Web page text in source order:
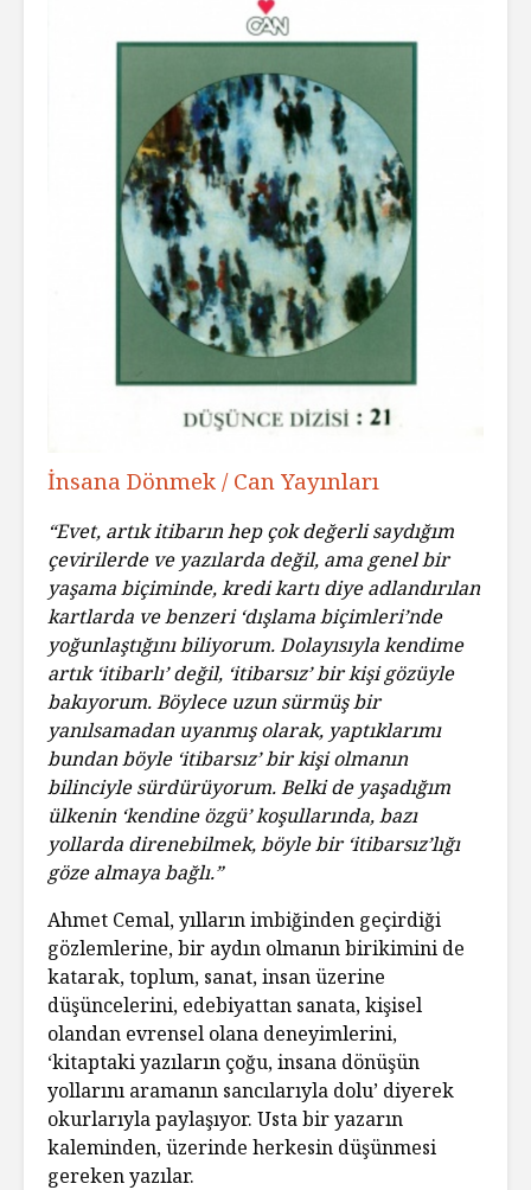
İnsana Dönmek / Can Yayınları
“Evet, artık itibarın hep çok değerli saydığım
çevirilerde ve yazılarda değil, ama genel bir
yaşama biçiminde, kredi kartı diye adlandırılan
kartlarda ve benzeri ‘dışlama biçimleri’nde
yoğunlaştığını biliyorum. Dolayısıyla kendime
artık ‘itibarlı’ değil, ‘itibarsız’ bir kişi gözüyle
bakıyorum. Böylece uzun sürmüş bir
yanılsamadan uyanmış olarak, yaptıklarımı
bundan böyle ‘itibarsız’ bir kişi olmanın
bilinciyle sürdürüyorum. Belki de yaşadığım
ülkenin ‘kendine özgü’ koşullarında, bazı
yollarda direnebilmek, böyle bir ‘itibarsız’lığı
göze almaya bağlı.”
Ahmet Cemal, yılların imbiğinden geçirdiği
gözlemlerine, bir aydın olmanın birikimini de
katarak, toplum, sanat, insan üzerine
düşüncelerini, edebiyattan sanata, kişisel
olandan evrensel olana deneyimlerini,
‘kitaptaki yazıların çoğu, insana dönüşün
yollarını aramanın sancılarıyla dolu’ diyerek
okurlarıyla paylaşıyor. Usta bir yazarın
kaleminden, üzerinde herkesin düşünmesi
gereken yazılar.